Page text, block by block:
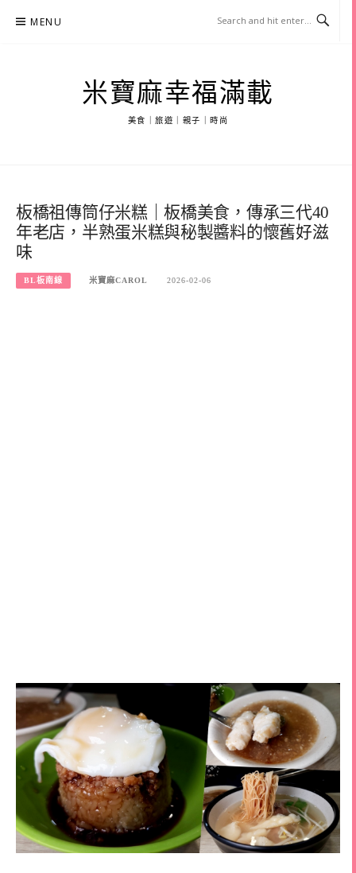
MENU
米寶麻幸福滿載
美食｜旅遊｜親子｜時尚
板橋祖傳筒仔米糕｜板橋美食，傳承三代40
年老店，半熟蛋米糕與秘製醬料的懷舊好滋
味
BL板南線 米寶麻CAROL 2026-02-06